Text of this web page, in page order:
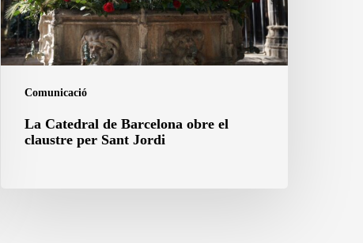
Comunicació
claustre
per
Sant
La Catedral de Barcelona obre el
claustre per Sant Jordi